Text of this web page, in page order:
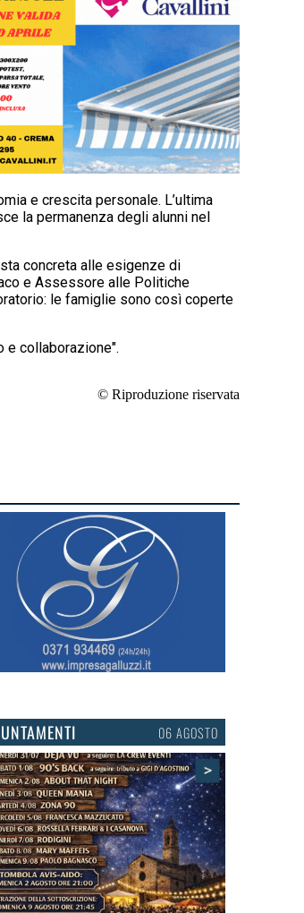
e crescita personale. L’ultima
la permanenza degli alunni nel
concreta alle esigenze di
e Assessore alle Politiche
le famiglie sono così coperte
e collaborazione".
© Riproduzione riservata
06 AGOSTO
>